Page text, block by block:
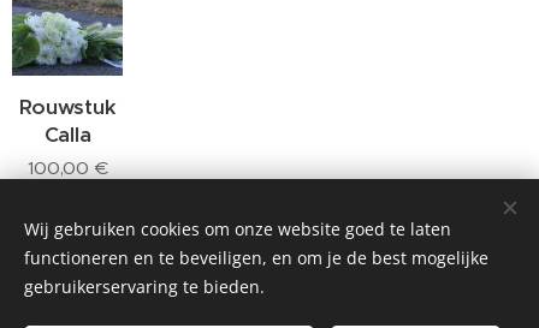
Rouwstuk
Calla
100,00 €
© 2025 Klavertje14, Blauwvoetstraat 14, 8553 Otegem, 0473 52 99 54,
Wij gebruiken cookies om onze website goed te laten
functioneren en te beveiligen, en om je de best mogelijke
gebruikerservaring te bieden.